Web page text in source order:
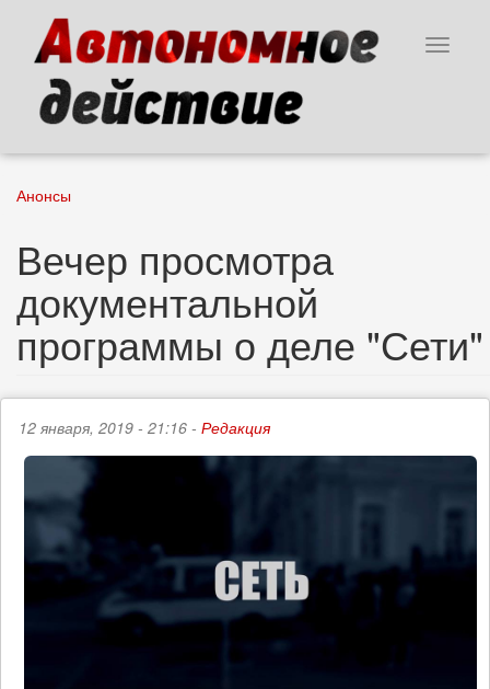
основному
содержанию
Toggle
Анонсы
Вечер просмотра
документальной
программы о деле "Сети"
12 января, 2019 - 21:16 - Редакция